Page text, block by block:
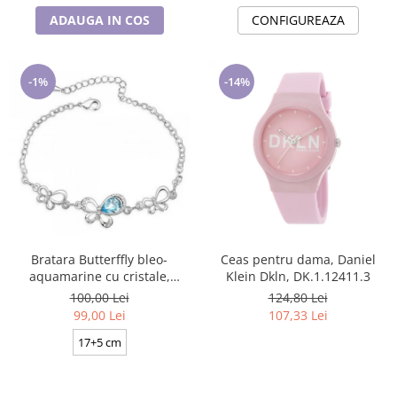
ADAUGA IN COS CONFIGUREAZA
-1%
Bratara Butterffly bleo-
aquamarine cu cristale,
placata cu aur 18K
100,00 Lei
99,00 Lei
17+5 cm
-14%
Ceas pentru dama, Daniel
Klein Dkln, DK.1.12411.3
124,80 Lei
107,33 Lei